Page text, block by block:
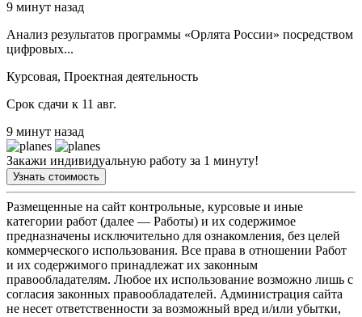
9 минут назад
Анализ результатов программы «Орлята России» посредством
цифровых...
Курсовая, Проектная деятельность
Срок сдачи к 11 авг.
9 минут назад
Закажи индивидуальную работу за 1 минуту!
Узнать стоимость
Размещенные на сайт контрольные, курсовые и иные
категории работ (далее — Работы) и их содержимое
предназначены исключительно для ознакомления, без целей
коммерческого использования. Все права в отношении Работ
и их содержимого принадлежат их законным
правообладателям. Любое их использование возможно лишь с
согласия законных правообладателей. Администрация сайта
не несет ответственности за возможный вред и/или убытки,